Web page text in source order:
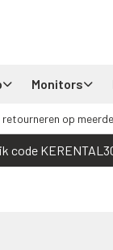
Monitors
retourneren op
code